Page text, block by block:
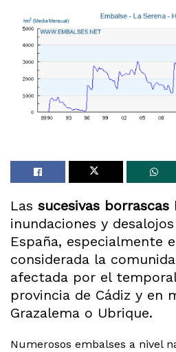
Las sucesivas borrascas
inundaciones y
España, especialmente
considerada la
afectada por el
provincia de Cádiz y en
Grazalema o Ubrique.
Numerosos embalses a nivel